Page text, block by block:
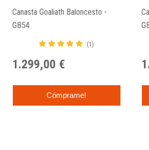
Canasta Goaliath Baloncesto -
GB54
(1)
1.299,00 €
Cómprame!